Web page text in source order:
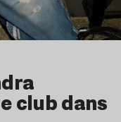
club dans